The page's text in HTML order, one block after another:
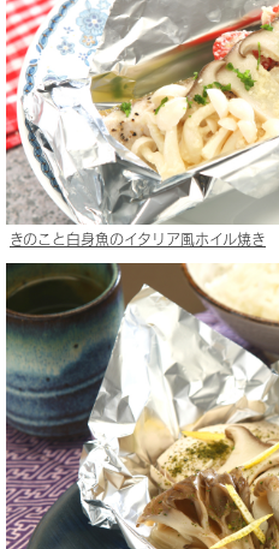
きのこと白身魚のイタリア風ホイル焼き